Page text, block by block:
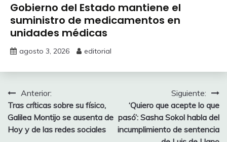
Gobierno del Estado mantiene el
suministro de medicamentos en
unidades médicas
agosto 3, 2026 editorial
Navegación
de
entradas
Anterior:
Tras críticas sobre su físico,
Galilea Montijo se ausenta de
Hoy y de las redes sociales
Siguiente:
‘Quiero que acepte lo que
pasó’: Sasha Sokol habla del
incumplimiento de sentencia